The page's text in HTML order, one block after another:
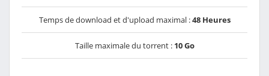
Temps de download et d'upload maximal :48 Heures
Taille maximale du torrent : 10 Go